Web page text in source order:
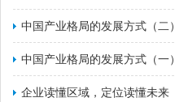
​中国产业格局的发展方式（二）
中国产业格局的发展方式（一）